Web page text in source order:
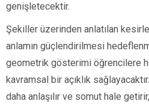
genişletecektir.
Şekiller üzerinden anlatılan
anlamın güçlendirilmesi
geometrik gösterimi öğrencilere
kavramsal bir açıklık
daha anlaşılır ve somut hale